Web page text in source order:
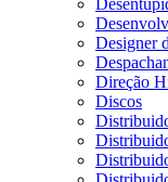
Designer
Direção
Discos